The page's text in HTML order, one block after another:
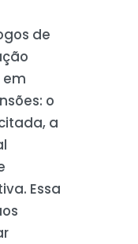
de
o
a
Essa